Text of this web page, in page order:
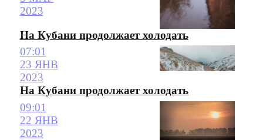
2023
На Кубани продолжает холодать
07:01
23 ЯНВ
2023
На Кубани продолжает холодать
09:01
22 ЯНВ
2023